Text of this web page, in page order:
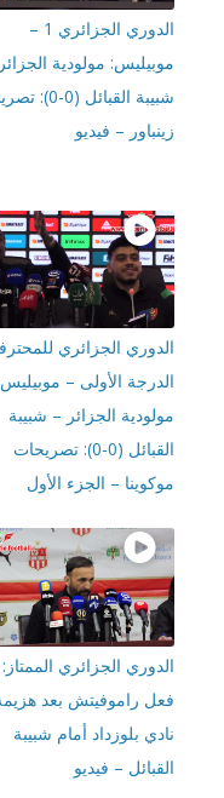
الدوري الجزائري 1 –
مولودية الجزائر –
شبيبة القبائل (0-0): تصريحات
– فيديو
الجزائري للمحترفين
الأولى – موبيليس:
الجزائر – شبيبة
القبائل (0-0): تصريحات
– الجزء الأول
الجزائري الممتاز: رد
راموفيتش بعد هزيمة
بلوزداد أمام شبيبة
– فيديو